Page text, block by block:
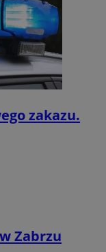
zakazu.
Zabrzu